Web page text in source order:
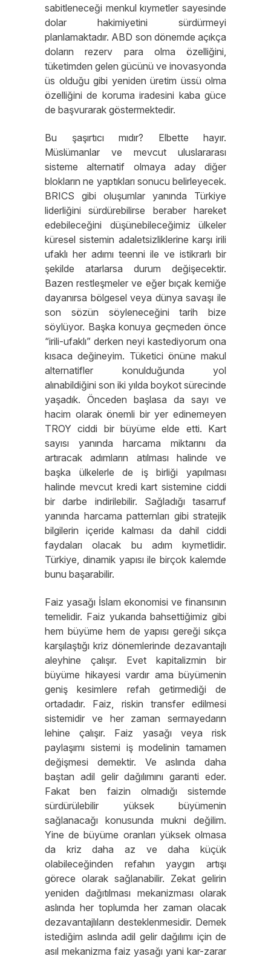
sabitleneceği menkul kıymetler sayesinde
dolar hakimiyetini sürdürmeyi
planlamaktadır. ABD son dönemde açıkça
doların rezerv para olma özelliğini,
tüketimden gelen gücünü ve inovasyonda
üs olduğu gibi yeniden üretim üssü olma
özelliğini de koruma iradesini kaba güce
de başvurarak göstermektedir.
Bu şaşırtıcı mıdır? Elbette hayır.
Müslümanlar ve mevcut uluslararası
sisteme alternatif olmaya aday diğer
blokların ne yaptıkları sonucu belirleyecek.
BRICS gibi oluşumlar yanında Türkiye
liderliğini sürdürebilirse beraber hareket
edebileceğini düşünebileceğimiz ülkeler
küresel sistemin adaletsizliklerine karşı irili
ufaklı her adımı teenni ile ve istikrarlı bir
şekilde atarlarsa durum değişecektir.
Bazen restleşmeler ve eğer bıçak kemiğe
dayanırsa bölgesel veya dünya savaşı ile
son sözün söyleneceğini tarih bize
söylüyor. Başka konuya geçmeden önce
“irili-ufaklı” derken neyi kastediyorum ona
kısaca değineyim. Tüketici önüne makul
alternatifler konulduğunda yol
alınabildiğini son iki yılda boykot sürecinde
yaşadık. Önceden başlasa da sayı ve
hacim olarak önemli bir yer edinemeyen
TROY ciddi bir büyüme elde etti. Kart
sayısı yanında harcama miktarını da
artıracak adımların atılması halinde ve
başka ülkelerle de iş birliği yapılması
halinde mevcut kredi kart sistemine ciddi
bir darbe indirilebilir. Sağladığı tasarruf
yanında harcama patternları gibi stratejik
bilgilerin içeride kalması da dahil ciddi
faydaları olacak bu adım kıymetlidir.
Türkiye, dinamik yapısı ile birçok kalemde
bunu başarabilir.
Faiz yasağı İslam ekonomisi ve finansının
temelidir. Faiz yukarıda bahsettiğimiz gibi
hem büyüme hem de yapısı gereği sıkça
karşılaştığı kriz dönemlerinde dezavantajlı
aleyhine çalışır. Evet kapitalizmin bir
büyüme hikayesi vardır ama büyümenin
geniş kesimlere refah getirmediği de
ortadadır. Faiz, riskin transfer edilmesi
sistemidir ve her zaman sermayedarın
lehine çalışır. Faiz yasağı veya risk
paylaşımı sistemi iş modelinin tamamen
değişmesi demektir. Ve aslında daha
baştan adil gelir dağılımını garanti eder.
Fakat ben faizin olmadığı sistemde
sürdürülebilir yüksek büyümenin
sağlanacağı konusunda mukni değilim.
Yine de büyüme oranları yüksek olmasa
da kriz daha az ve daha küçük
olabileceğinden refahın yaygın artışı
görece olarak sağlanabilir. Zekat gelirin
yeniden dağıtılması mekanizması olarak
aslında her toplumda her zaman olacak
dezavantajlıların desteklenmesidir. Demek
istediğim aslında adil gelir dağılımı için de
asıl mekanizma faiz yasağı yani kar-zarar